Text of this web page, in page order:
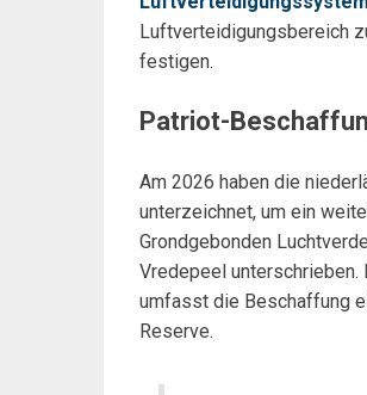
Luftverteidigungsbereich
festigen.
Patriot-
Am 2026 haben die
unterzeichnet, um ein
Grondgebonden
Vredepeel
umfasst die Beschaffung
Reserve.